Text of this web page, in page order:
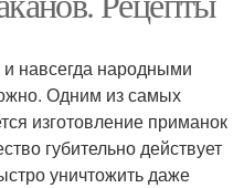
и навсегда народными
Одним из самых
изготовление приманок
губительно действует
уничтожить даже